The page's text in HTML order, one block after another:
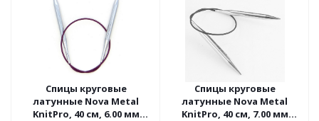
Спицы круговые
латунные Nova Metal
KnitPro, 40 см, 6.00 мм
Спицы круговые
латунные Nova Metal
KnitPro, 40 см, 7.00 мм